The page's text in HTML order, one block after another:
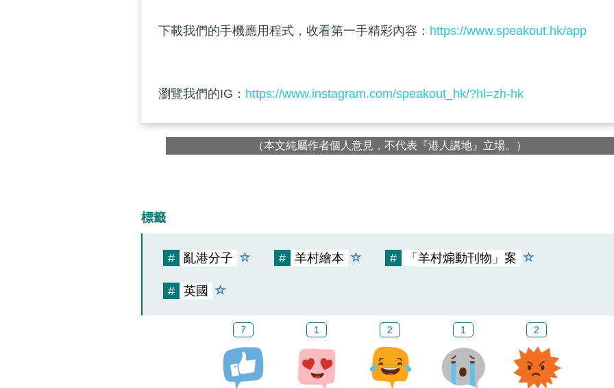
下載我們的手機應用程式，收看第一手精彩內容： https://www.speakout.hk/app
瀏覽我們的IG： https://www.instagram.com/speakout_hk/?hl=zh-hk
（本文純屬作者個人意見，不代表『港人講地』立場。）
標籤
# 亂港分子 # 羊村繪本 # 「羊村煽動刊物」案
# 英國
7 1 2 1 2